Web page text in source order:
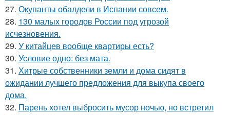
27. Окупанты обалдели в Испании совсем.
28. 130 малых городов России под угрозой
исчезновения.
29. У китайцев вообще квартиры есть?
30. Условие одно: без мата.
31. Хитрые собственники земли и дома сидят в
ожидании лучшего предложения для выкупа своего
дома.
32. Парень хотел выбросить мусор ночью, но встретил